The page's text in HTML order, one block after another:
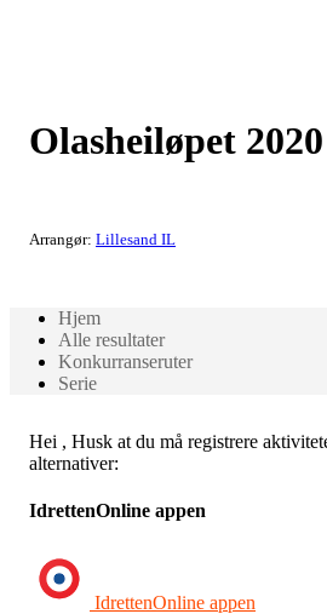
Olasheiløpet 2020
Arrangør: Lillesand IL
Hjem
Alle resultater
Konkurranseruter
Serie
Hei , Husk at du må registrere
alternativer:
IdrettenOnline appen
IdrettenOnline appen